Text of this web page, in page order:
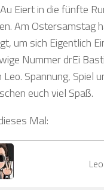
Eiert in die fünfte
Am Ostersamstag
um sich Eigentlich
Nummer drEi
Leo. Spannung, Spiel
euch viel Spaß.
Mal:
Leo